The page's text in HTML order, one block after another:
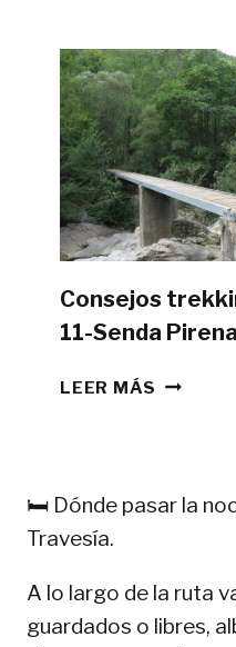
LA
GR11
CON
TIENDA
DE
Consejos
11-Senda
LEER MÁS
11-
🛏️ Dónde pasar la
Travesía.
A lo largo de la ruta
guardados o libres,